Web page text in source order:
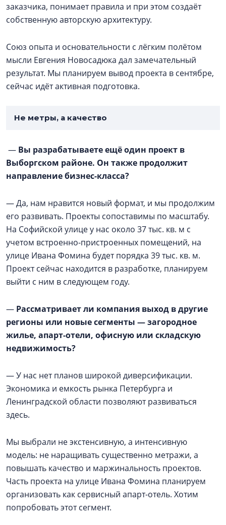
заказчика, понимает правила и при этом создаёт
собственную авторскую архитектуру.
Союз опыта и основательности с лёгким полётом
мысли Евгения Новосадюка дал замечательный
результат. Мы планируем вывод проекта в сентябре,
сейчас идёт активная подготовка.
Не метры, а качество
— Вы разрабатываете ещё один проект в
Выборгском районе. Он также продолжит
направление бизнес-класса?
— Да, нам нравится новый формат, и мы продолжим
его развивать. Проекты сопоставимы по масштабу.
На Софийской улице у нас около 37 тыс. кв. м с
учетом встроенно-пристроенных помещений, на
улице Ивана Фомина будет порядка 39 тыс. кв. м.
Проект сейчас находится в разработке, планируем
выйти с ним в следующем году.
— Рассматривает ли компания выход в другие
регионы или новые сегменты — загородное
жилье, апарт-отели, офисную или складскую
недвижимость?
— У нас нет планов широкой диверсификации.
Экономика и емкость рынка Петербурга и
Ленинградской области позволяют развиваться
здесь.
Мы выбрали не экстенсивную, а интенсивную
модель: не наращивать существенно метражи, а
повышать качество и маржинальность проектов.
Часть проекта на улице Ивана Фомина планируем
организовать как сервисный апарт-отель. Хотим
попробовать этот сегмент.